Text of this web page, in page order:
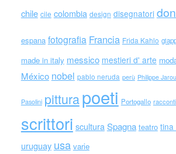
chile cile colombia design disegnatori
espana fotografia Francia Frida Kahlo
made in italy messico mestieri d' arte
México nobel pablo neruda perù Philippe
Pasolini pitturapoeti Portogallo
scrittori scultura Spagna teatro tina
uruguay usa varie